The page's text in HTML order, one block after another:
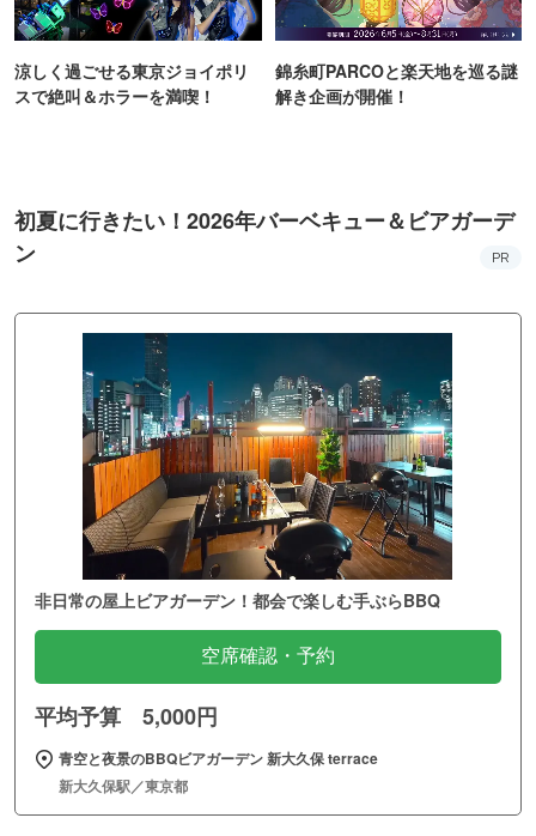
涼しく過ごせる東京ジョイポリ
スで絶叫＆ホラーを満喫！
錦糸町PARCOと楽天地を巡る謎
解き企画が開催！
初夏に行きたい！2026年バーベキュー＆ビアガーデ
ン
PR
非日常の屋上ビアガーデン！都会で楽しむ手ぶらBBQ
空席確認・予約
平均予算 5,000円
青空と夜景のBBQビアガーデン 新大久保 terrace
新大久保駅／東京都